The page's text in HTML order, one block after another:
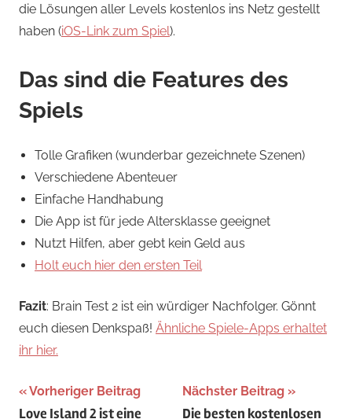
die Lösungen aller Levels kostenlos ins Netz gestellt
haben (iOS-Link zum Spiel).
Das sind die Features des
Spiels
Tolle Grafiken (wunderbar gezeichnete Szenen)
Verschiedene Abenteuer
Einfache Handhabung
Die App ist für jede Altersklasse geeignet
Nutzt Hilfen, aber gebt kein Geld aus
Holt euch hier den ersten Teil
Fazit: Brain Test 2 ist ein würdiger Nachfolger. Gönnt
euch diesen Denkspaß! Ähnliche Spiele-Apps erhaltet
ihr hier.
Beitragsnavigation
Vorheriger Beitrag
Love Island 2 ist eine
Nächster Beitrag
Die besten kostenlosen